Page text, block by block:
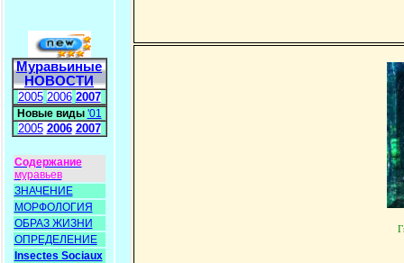
Муравьиные
НОВОСТИ
2005 2006 2007
Новые виды '01
2005 2006 2007
Содержание
муравьев
ЗНАЧЕНИЕ
МОРФОЛОГИЯ
ОБРАЗ ЖИЗНИ
ОПРЕДЕЛЕНИЕ
Insectes Sociaux